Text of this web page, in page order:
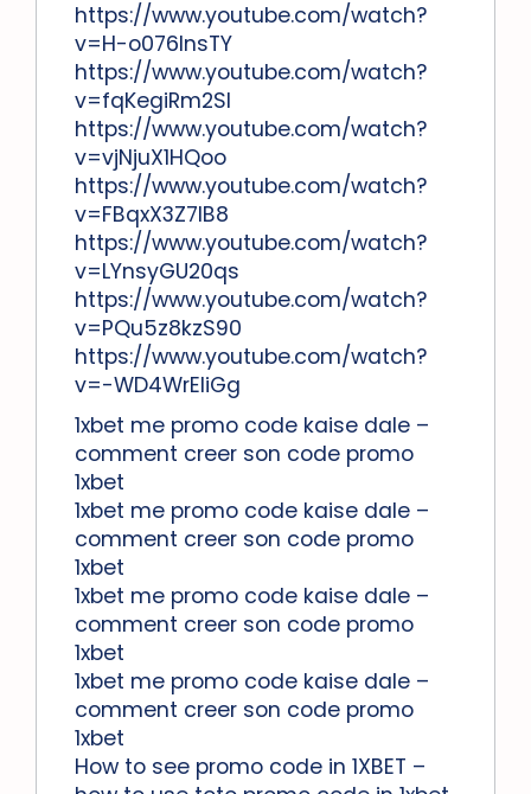
https://www.youtube.com/watch?
v=H-o076lnsTY
https://www.youtube.com/watch?
v=fqKegiRm2SI
https://www.youtube.com/watch?
v=vjNjuX1HQoo
https://www.youtube.com/watch?
v=FBqxX3Z7lB8
https://www.youtube.com/watch?
v=LYnsyGU20qs
https://www.youtube.com/watch?
v=PQu5z8kzS90
https://www.youtube.com/watch?
v=-WD4WrEIiGg
1xbet me promo code kaise dale –
comment creer son code promo
1xbet
1xbet me promo code kaise dale –
comment creer son code promo
1xbet
1xbet me promo code kaise dale –
comment creer son code promo
1xbet
1xbet me promo code kaise dale –
comment creer son code promo
1xbet
How to see promo code in 1XBET –